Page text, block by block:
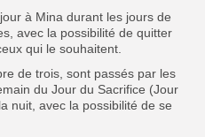
à Mina durant les jours de
avec la possibilité de quitter
qui le souhaitent.
de trois, sont passés par les
du Jour du Sacrifice (Jour
nuit, avec la possibilité de se